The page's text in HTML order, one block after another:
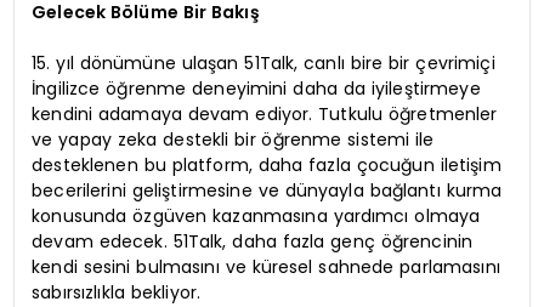
Gelecek Bölüme Bir Bakış
15. yıl dönümüne ulaşan 51Talk, canlı bire bir çevrimiçi
İngilizce öğrenme deneyimini daha da iyileştirmeye
kendini adamaya devam ediyor. Tutkulu öğretmenler
ve yapay zeka destekli bir öğrenme sistemi ile
desteklenen bu platform, daha fazla çocuğun iletişim
becerilerini geliştirmesine ve dünyayla bağlantı kurma
konusunda özgüven kazanmasına yardımcı olmaya
devam edecek. 51Talk, daha fazla genç öğrencinin
kendi sesini bulmasını ve küresel sahnede parlamasını
sabırsızlıkla bekliyor.